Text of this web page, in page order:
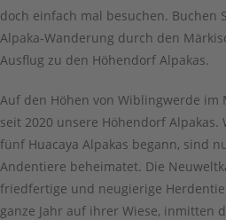
doch einfach mal besuchen. Buchen
Alpaka-Wanderung durch den
Ausflug zu den Höhendorf Alpakas.
Auf den Höhen von Wiblingwerde im
seit 2020 unsere Höhendorf Alpakas.
fünf Huacaya Alpakas begann, sind
Andentiere beheimatet. Die
friedfertige und neugierige
ganze Jahr auf ihrer Wiese, inmitten